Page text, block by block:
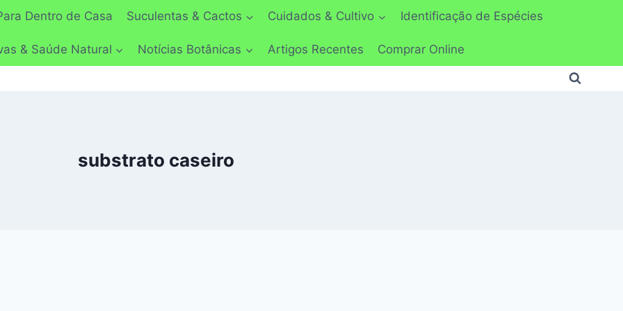
Dentro de Casa Suculentas & Cactos Cuidados & Cultivo Identificação de Espécies
& Saúde Natural Notícias Botânicas Artigos Recentes Comprar Online
substrato caseiro